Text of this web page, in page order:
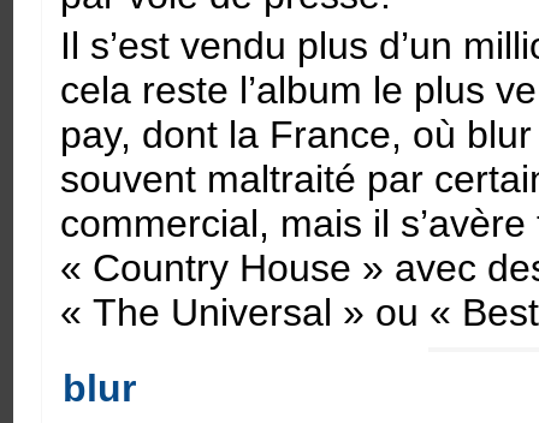
Il s’est vendu plus d’un
cela reste l’album le plus
pay, dont la France, où
souvent maltraité par
commercial, mais il
« Country House » avec
« The Universal » ou «
blur